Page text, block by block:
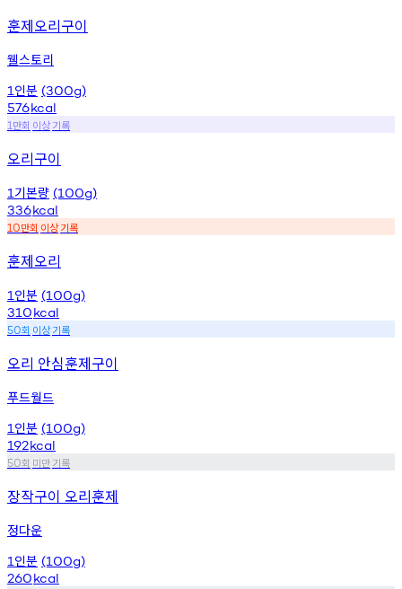
훈제오리구이
웰스토리
1 인분 (300g)
576kcal
1 만회 이상기록
오리구이
1 기본량 (100g)
336kcal
10만회 이상기록
훈제오리
1 인분 (100g)
310kcal
50회 이상기록
오리 안심훈제구이
푸드월드
1 인분 (100g)
192kcal
50회 미만기록
장작구이 오리훈제
정다운
1 인분 (100g)
260kcal